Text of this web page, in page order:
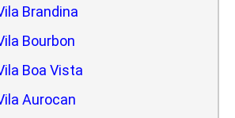
Brandina
Bourbon
Boa Vista
Aurocan